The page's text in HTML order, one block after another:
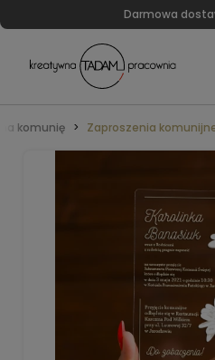
Darmowa
komunię Zaproszenia